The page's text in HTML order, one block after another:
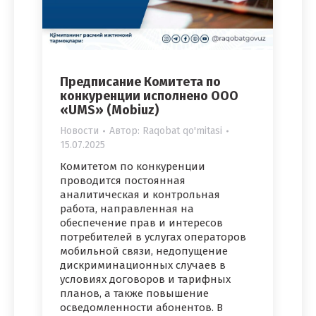
Предписание Комитета по
конкуренции исполнено ООО
«UMS» (Mobiuz)
Новости Автор: Raqobat qo'mitasi
15.07.2025
Комитетом по конкуренции
проводится постоянная
аналитическая и контрольная
работа, направленная на
обеспечение прав и интересов
потребителей в услугах операторов
мобильной связи, недопущение
дискриминационных случаев в
условиях договоров и тарифных
планов, а также повышение
осведомленности абонентов. В